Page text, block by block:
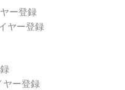
ー登録
ヤー登録
ヤー登録